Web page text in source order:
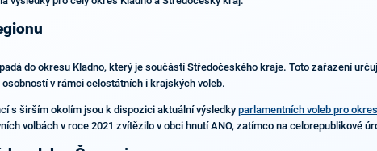
do okresu Kladno, který je součástí Středočeského kraje. Toto zařazení
v rámci celostátních i krajských voleb.
s širším okolím jsou k dispozici aktuální výsledky parlamentních voleb pro
volbách v roce 2021 zvítězilo v obci hnutí ANO, zatímco na celorepublikové